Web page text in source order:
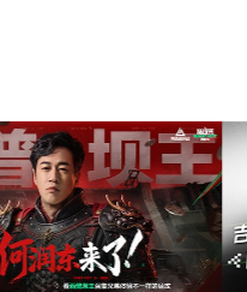
温暖
讲述
原声吉他